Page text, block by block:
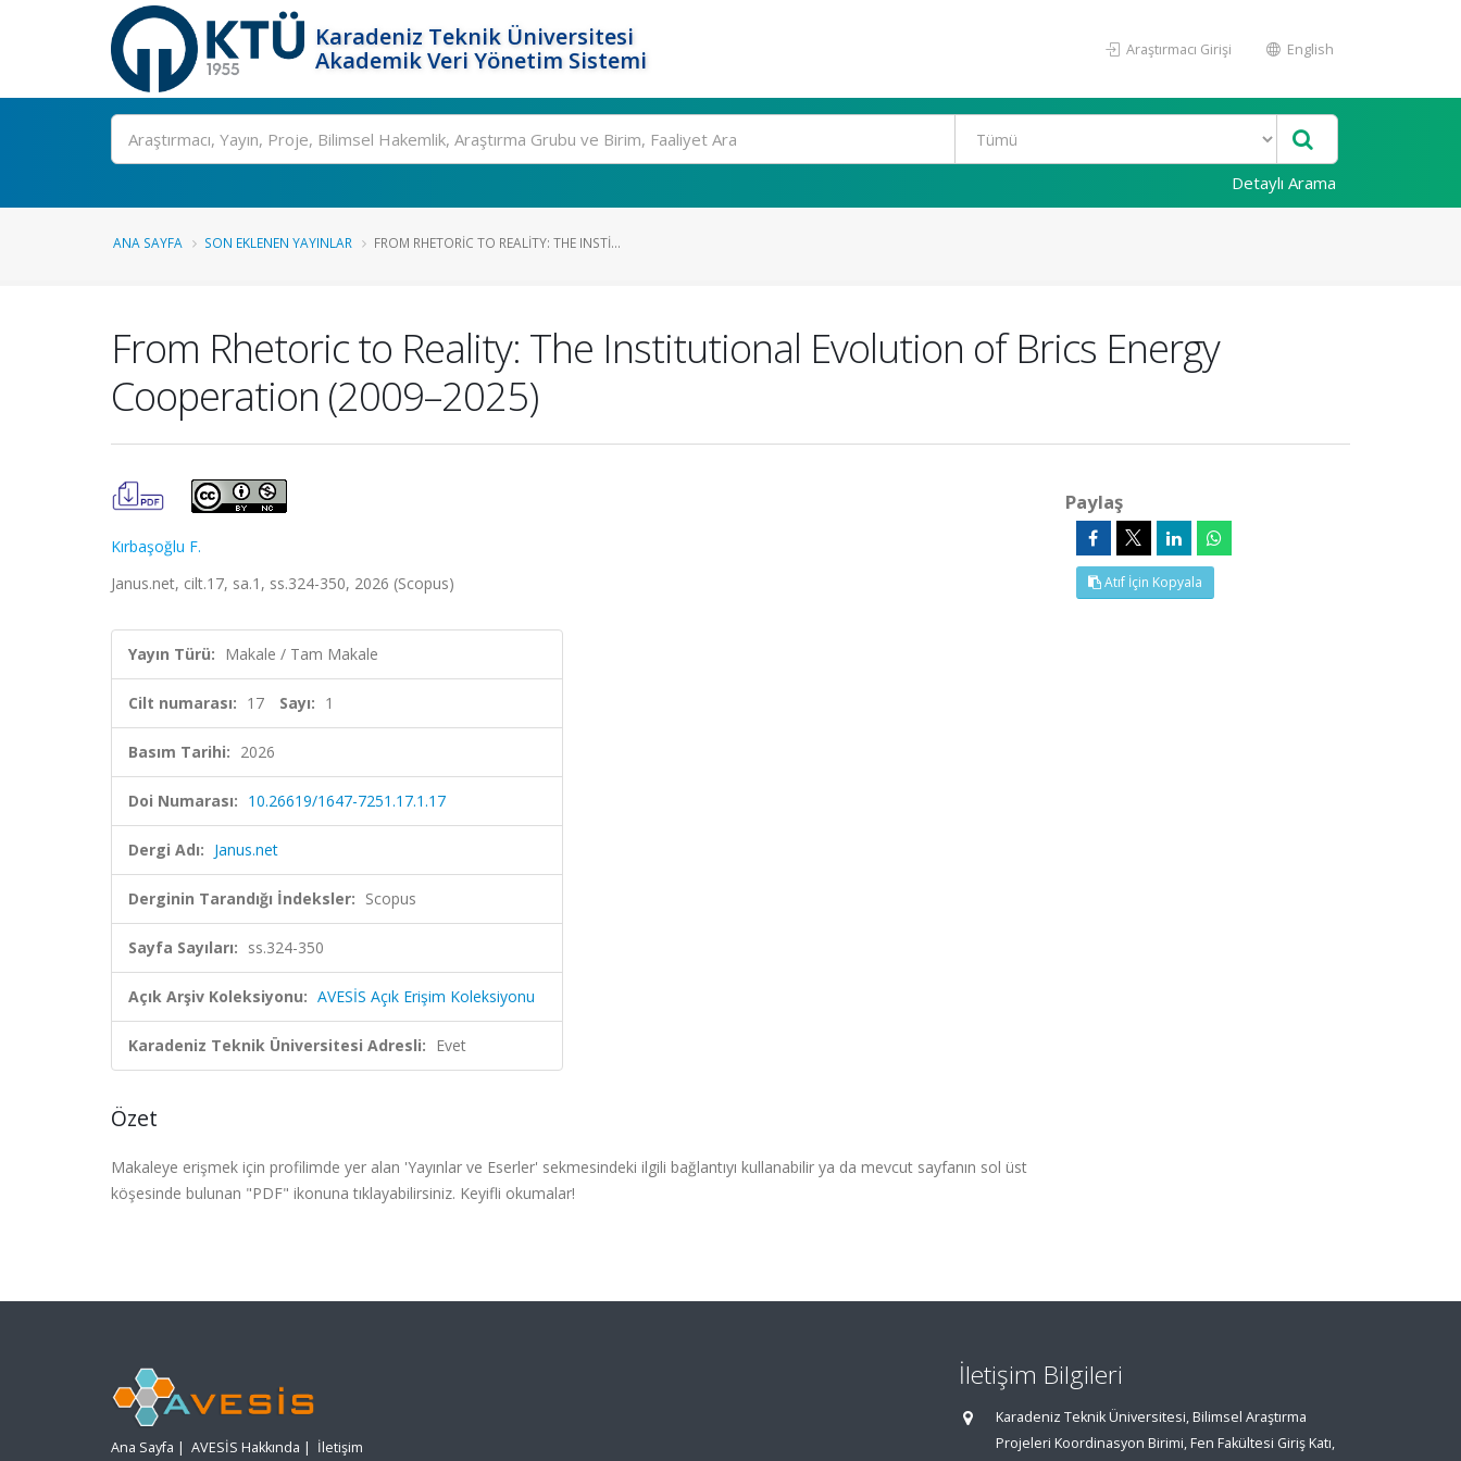
Karadeniz Teknik Üniversitesi
Akademik Veri Yönetim Sistemi
Araştırmacı Girişi English
Ara
Detaylı Arama
ANA SAYFA SON EKLENEN YAYINLAR FROM RHETORIC TO REALITY: THE INSTI...
From Rhetoric to Reality: The Institutional Evolution of Brics Energy
Cooperation (2009–2025)
Kırbaşoğlu F.
Janus.net, cilt.17, sa.1, ss.324-350, 2026 (Scopus)
Yayın Türü: Makale / Tam Makale
Cilt numarası: 17 Sayı: 1
Basım Tarihi: 2026
Doi Numarası: 10.26619/1647-7251.17.1.17
Dergi Adı: Janus.net
Derginin Tarandığı İndeksler: Scopus
Sayfa Sayıları: ss.324-350
Açık Arşiv Koleksiyonu: AVESİS Açık Erişim Koleksiyonu
Karadeniz Teknik Üniversitesi Adresli: Evet
Özet
Makaleye erişmek için profilimde yer alan 'Yayınlar ve Eserler' sekmesindeki ilgili bağlantıyı kullanabilir ya da mevcut sayfanın sol üst
köşesinde bulunan "PDF" ikonuna tıklayabilirsiniz. Keyifli okumalar!
Paylaş
Atıf İçin Kopyala
Ana Sayfa | AVESİS Hakkında | İletişim
İletişim Bilgileri
Karadeniz Teknik Üniversitesi, Bilimsel Araştırma
Projeleri Koordinasyon Birimi, Fen Fakültesi Giriş Katı,